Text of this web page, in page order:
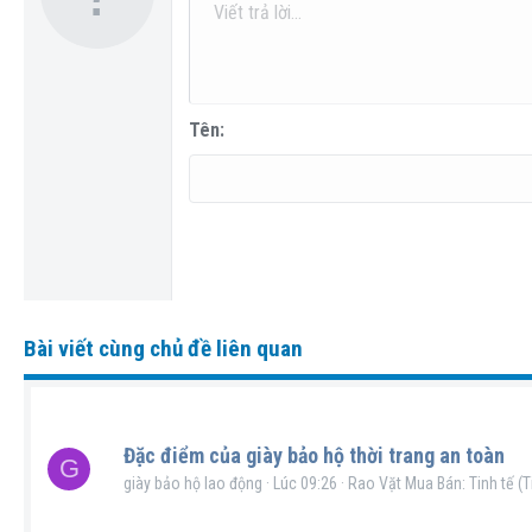
Phông chữArial
Tahoma
Gạch ngang
Gạch chân
Insert horizontal line
SpoilerMã
Viết trả lời...
Tên
Bài viết cùng chủ đề liên quan
G Đặc điểm của giày bảo hộ thời trang an toàn
giày bảo hộ lao động Lúc 09:26 Rao Vặt Mua Bán: Tinh tế